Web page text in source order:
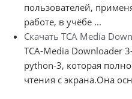
пользователей,
работе, в учёбе ...
Скачать TCA Media
TCA-Media Downloader
python-3, которая
чтения с экрана.Она